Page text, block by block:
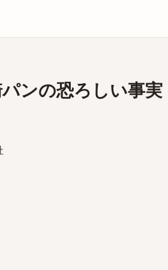
ンの恐ろしい事実